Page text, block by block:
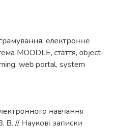
, електронне
MOODLE, стаття, object-
, web portal, system
навчання
// Наукові записки